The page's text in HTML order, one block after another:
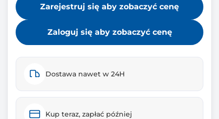
Zarejestruj się aby zobaczyć cenę
Zaloguj się aby zobaczyć cenę
Dostawa nawet w 24H
Kup teraz, zapłać później